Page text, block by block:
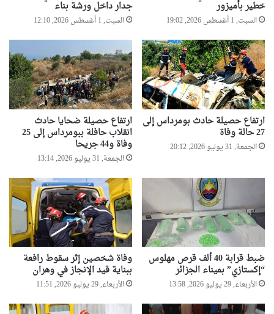
خطير بأميزور
السبت, 1 أغسطس 2026, 19:02
جدار داخل ورشة بناء
السبت, 1 أغسطس 2026, 12:10
ارتفاع حصيلة حادث بومرداس إلى
27 حالة وفاة
الجمعة, 31 يوليو 2026, 20:12
ارتفاع حصيلة ضحايا حادث
انقلاب حافلة ببومرداس إلى 25
وفاة و44 جريحا
الجمعة, 31 يوليو 2026, 13:14
ضبط قرابة 40 ألف قرص مهلوس
“إكستازي” بميناء الجزائر
الأربعاء, 29 يوليو 2026, 13:58
وفاة شخصين إثر سقوط رافعة
ببناية قيد الإنجاز في وهران
الأربعاء, 29 يوليو 2026, 11:51